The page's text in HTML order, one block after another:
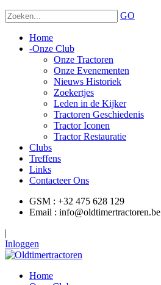
GO
Home
-Onze Club
Onze Tractoren
Onze Evenementen
Nieuws Historiek
Zoekertjes
Leden in de Kijker
Tractoren Geschiedenis
Tractor Iconen
Tractor Restauratie
Clubs
Treffens
Links
Contacteer Ons
GSM : +32 475 628 129
Email : info@oldtimertractoren.be
|
Inloggen
Home